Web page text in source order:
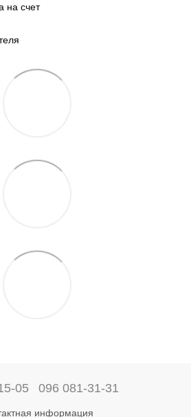
на счет
05 096 081-31-31
информация